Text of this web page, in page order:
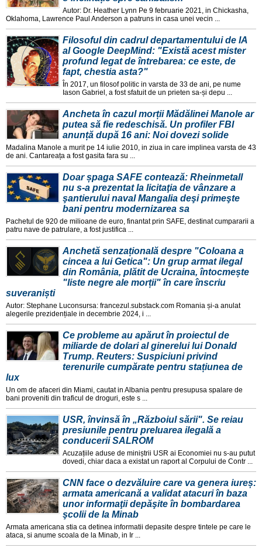
Autor: Dr. Heather Lynn Pe 9 februarie 2021, in Chickasha,
Oklahoma, Lawrence Paul Anderson a patruns in casa unei vecin ...
Filosoful din cadrul departamentului de IA
al Google DeepMind: "Există acest mister
profund legat de întrebarea: ce este, de
fapt, chestia asta?"
În 2017, un filosof politic in varsta de 33 de ani, pe nume
Iason Gabriel, a fost sfatuit de un prieten sa-și depu ...
Ancheta în cazul morții Mădălinei Manole ar
putea să fie redeschisă. Un profiler FBI
anunță după 16 ani: Noi dovezi solide
Madalina Manole a murit pe 14 iulie 2010, in ziua in care implinea varsta de 43
de ani. Cantareața a fost gasita fara su ...
Doar șpaga SAFE contează: Rheinmetall
nu s-a prezentat la licitaţia de vânzare a
şantierului naval Mangalia deşi primeşte
bani pentru modernizarea sa
Pachetul de 920 de milioane de euro, finantat prin SAFE, destinat cumpararii a
patru nave de patrulare, a fost justifica ...
Anchetă senzațională despre "Coloana a
cincea a lui Getica": Un grup armat ilegal
din România, plătit de Ucraina, întocmește
"liste negre ale morții" în care înscriu
suveraniști
Autor: Stephane Luconsursa: francezul.substack.com Romania și-a anulat
alegerile prezidențiale in decembrie 2024, i ...
Ce probleme au apărut în proiectul de
miliarde de dolari al ginerelui lui Donald
Trump. Reuters: Suspiciuni privind
terenurile cumpărate pentru stațiunea de
lux
Un om de afaceri din Miami, cautat in Albania pentru presupusa spalare de
bani proveniti din traficul de droguri, este s ...
USR, învinsă în „Războiul sării". Se reiau
presiunile pentru preluarea ilegală a
conducerii SALROM
Acuzațiile aduse de miniștrii USR ai Economiei nu s-au putut
dovedi, chiar daca a existat un raport al Corpului de Contr ...
CNN face o dezvăluire care va genera iureș:
armata americană a validat atacuri în baza
unor informaţii depăşite în bombardarea
şcolii de la Minab
Armata americana stia ca detinea informatii depasite despre tintele pe care le
ataca, si anume scoala de la Minab, in Ir ...